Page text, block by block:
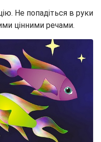
Не попадіться в руки
цінними речами.